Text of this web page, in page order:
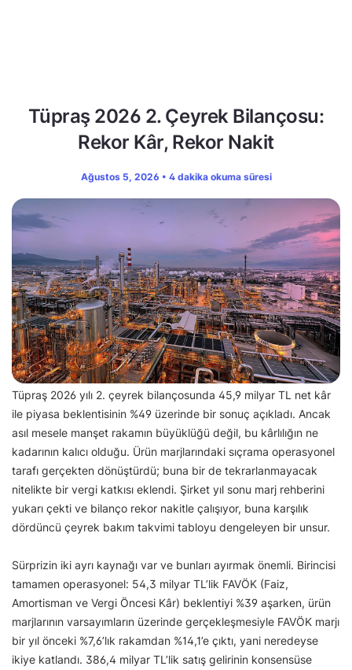
Tüpraş 2026 2. Çeyrek Bilançosu:
Rekor Kâr, Rekor Nakit
Ağustos 5, 2026 • 4 dakika okuma süresi
Tüpraş 2026 yılı 2. çeyrek bilançosunda 45,9 milyar TL net kâr
ile piyasa beklentisinin %49 üzerinde bir sonuç açıkladı. Ancak
asıl mesele manşet rakamın büyüklüğü değil, bu kârlılığın ne
kadarının kalıcı olduğu. Ürün marjlarındaki sıçrama operasyonel
tarafı gerçekten dönüştürdü; buna bir de tekrarlanmayacak
nitelikte bir vergi katkısı eklendi. Şirket yıl sonu marj rehberini
yukarı çekti ve bilanço rekor nakitle çalışıyor, buna karşılık
dördüncü çeyrek bakım takvimi tabloyu dengeleyen bir unsur.
Sürprizin iki ayrı kaynağı var ve bunları ayırmak önemli. Birincisi
tamamen operasyonel: 54,3 milyar TL’lik FAVÖK (Faiz,
Amortisman ve Vergi Öncesi Kâr) beklentiyi %39 aşarken, ürün
marjlarının varsayımların üzerinde gerçekleşmesiyle FAVÖK marjı
bir yıl önceki %7,6’lık rakamdan %14,1’e çıktı, yani neredeyse
ikiye katlandı. 386,4 milyar TL’lik satış gelirinin konsensüse